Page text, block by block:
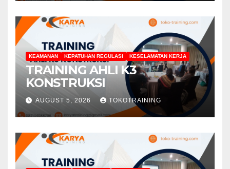
KEAMANAN KEPATUHAN REGULASI KESELAMATAN KERJA
TRAINING AHLI K3
KONSTRUKSI
AUGUST 5, 2026 TOKOTRAINING